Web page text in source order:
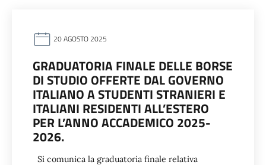
20 AGOSTO 2025
GRADUATORIA FINALE DELLE BORSE
DI STUDIO OFFERTE DAL GOVERNO
ITALIANO A STUDENTI STRANIERI E
ITALIANI RESIDENTI ALL’ESTERO
PER L’ANNO ACCADEMICO 2025-
2026.
Si comunica la graduatoria finale relativa